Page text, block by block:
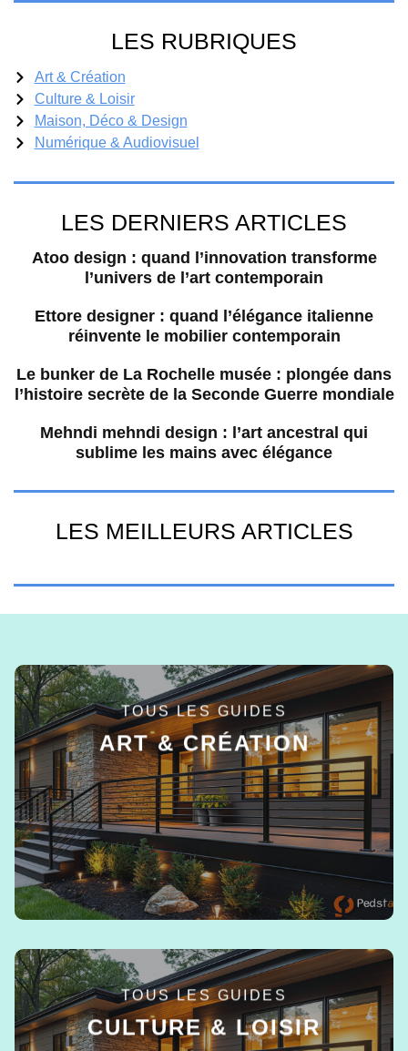
LES RUBRIQUES
Art & Création
Culture & Loisir
Maison, Déco & Design
Numérique & Audiovisuel
LES DERNIERS ARTICLES
Atoo design : quand l’innovation transforme
l’univers de l’art contemporain
Ettore designer : quand l’élégance italienne
réinvente le mobilier contemporain
Le bunker de La Rochelle musée : plongée dans
l’histoire secrète de la Seconde Guerre mondiale
Mehndi mehndi design : l’art ancestral qui
sublime les mains avec élégance
LES MEILLEURS ARTICLES
TOUS LES GUIDES
ART & CRÉATION
EN SAVOIR +
TOUS LES GUIDES
CULTURE & LOISIR